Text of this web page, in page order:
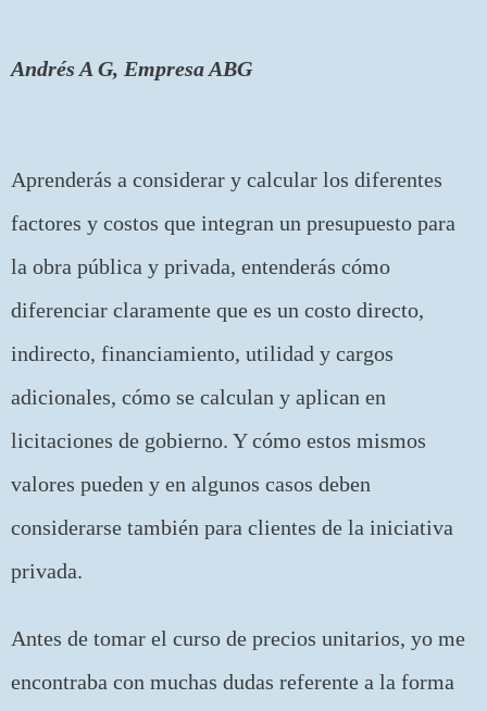
Andrés A G, Empresa ABG
Aprenderás a considerar y calcular los diferentes
factores y costos que integran un presupuesto para
la obra pública y privada, entenderás cómo
diferenciar claramente que es un costo directo,
indirecto, financiamiento, utilidad y cargos
adicionales, cómo se calculan y aplican en
licitaciones de gobierno. Y cómo estos mismos
valores pueden y en algunos casos deben
considerarse también para clientes de la iniciativa
privada.
Antes de tomar el curso de precios unitarios, yo me
encontraba con muchas dudas referente a la forma